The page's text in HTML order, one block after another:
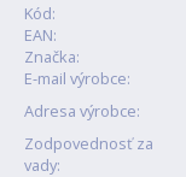
Kód:
EAN:
Značka:
E-mail výrobce:
Adresa výrobce:
Zodpovednosť za
vady: